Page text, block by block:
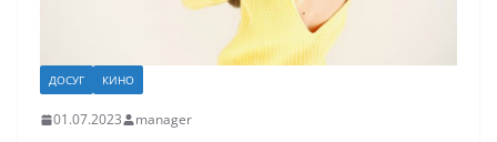
ДОСУГ КИНО
01.07.2023 manager